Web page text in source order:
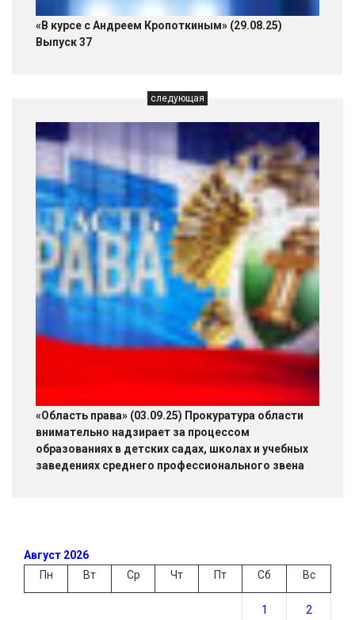
«В курсе с Андреем Кропоткиным» (29.08.25)
Выпуск 37
следующая
«Область права» (03.09.25) Прокуратура области
внимательно надзирает за процессом
образованиях в детских садах, школах и учебных
заведениях среднего профессионального звена
Август 2026
Пн
Вт Ср Чт Пт Сб Вс
1 2